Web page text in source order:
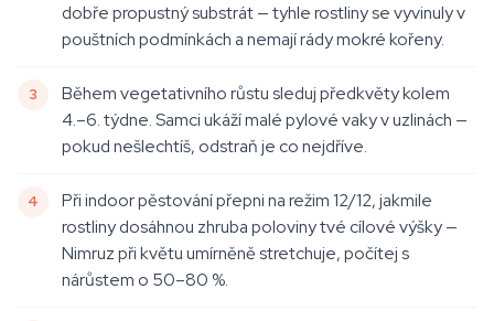
dobře propustný substrát — tyhle rostliny se vyvinuly v
pouštních podmínkách a nemají rády mokré kořeny.
Během vegetativního růstu sleduj předkvěty kolem
4.–6. týdne. Samci ukáží malé pylové vaky v uzlinách —
pokud nešlechtíš, odstraň je co nejdříve.
Při indoor pěstování přepni na režim 12/12, jakmile
rostliny dosáhnou zhruba poloviny tvé cílové výšky —
Nimruz při květu umírněně stretchuje, počítej s
nárůstem o 50–80 %.